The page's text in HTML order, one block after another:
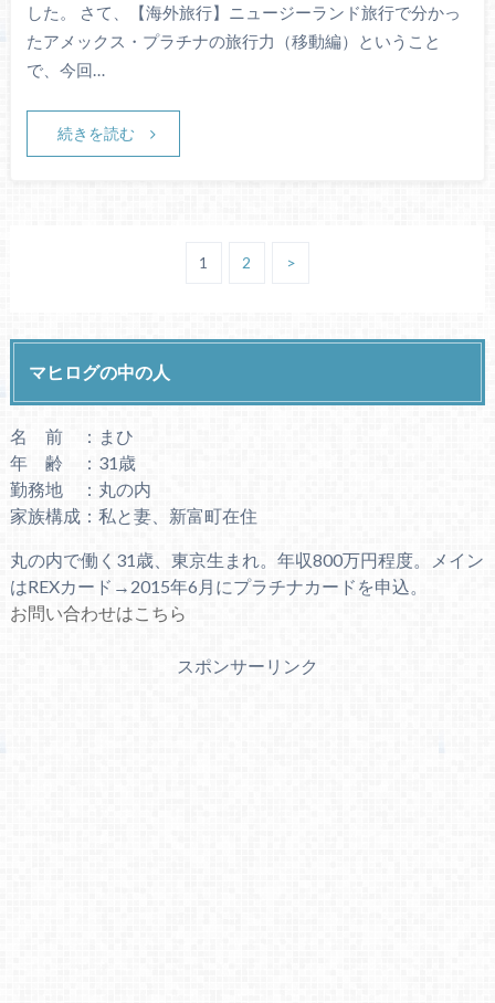
した。 さて、【海外旅行】ニュージーランド旅行で分かっ
たアメックス・プラチナの旅行力（移動編）ということ
で、今回…
続きを読む
1 2 >
マヒログの中の人
名 前 ：まひ
年 齢 ：31歳
勤務地 ：丸の内
家族構成：私と妻、新富町在住
丸の内で働く31歳、東京生まれ。年収800万円程度。メイン
はREXカード→2015年6月にプラチナカードを申込。
お問い合わせはこちら
スポンサーリンク